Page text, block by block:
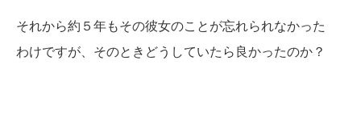
それから約５年もその彼女のことが忘れられなかった
わけですが、そのときどうしていたら良かったのか？